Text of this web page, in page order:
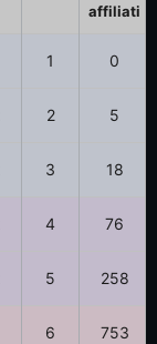
affiliati
1 0
2 5
3 18
4 76
5 258
6 753